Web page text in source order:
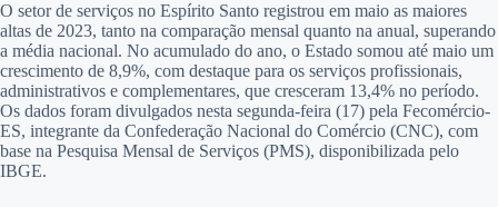
O setor de serviços no Espírito Santo registrou em maio as maiores
altas de 2023, tanto na comparação mensal quanto na anual, superando
a média nacional. No acumulado do ano, o Estado somou até maio um
crescimento de 8,9%, com destaque para os serviços profissionais,
administrativos e complementares, que cresceram 13,4% no período.
Os dados foram divulgados nesta segunda-feira (17) pela Fecomércio-
ES, integrante da Confederação Nacional do Comércio (CNC), com
base na Pesquisa Mensal de Serviços (PMS), disponibilizada pelo
IBGE.